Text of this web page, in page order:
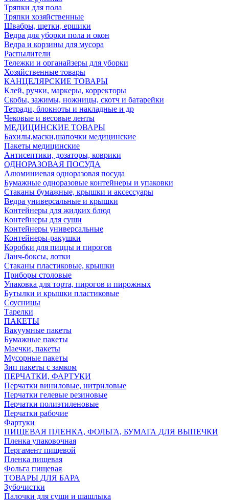
Тряпки для пола
Тряпки хозяйственные
Швабры, щетки, ершики
Ведра для уборки пола и окон
Ведра и корзины для мусора
Распылители
Тележки и органайзеры для уборки
Хозяйственные товары
КАНЦЕЛЯРСКИЕ ТОВАРЫ
Клей, ручки, маркеры, корректоры
Скобы, зажимы, ножницы, скотч и батарейки
Тетради, блокноты и накладные и др
Чековые и весовые ленты
МЕДИЦИНСКИЕ ТОВАРЫ
Бахилы,маски,шапочки медицинские
Пакеты медицинские
Антисептики, дозаторы, коврики
ОДНОРАЗОВАЯ ПОСУДА
Алюминиевая одноразовая посуда
Бумажные одноразовые контейнеры и упаковки
Стаканы бумажные, крышки и аксессуары
Ведра универсальные и крышки
Контейнеры для жидких блюд
Контейнеры для суши
Контейнеры универсальные
Контейнеры-ракушки
Коробки для пиццы и пирогов
Ланч-боксы, лотки
Стаканы пластиковые, крышки
Приборы столовые
Упаковка для торта, пирогов и пирожных
Бутылки и крышки пластиковые
Соусницы
Тарелки
ПАКЕТЫ
Вакуумные пакеты
Бумажные пакеты
Маечки, пакеты
Мусорные пакеты
Зип пакеты с замком
ПЕРЧАТКИ, ФАРТУКИ
Перчатки виниловые, нитриловые
Перчатки гелевые резиновые
Перчатки полиэтиленовые
Перчатки рабочие
Фартуки
ПИЩЕВАЯ ПЛЕНКА, ФОЛЬГА, БУМАГА ДЛЯ ВЫПЕЧКИ
Пленка упаковочная
Пергамент пищевой
Пленка пищевая
Фольга пищевая
ТОВАРЫ ДЛЯ БАРА
Зубочистки
Палочки для суши и шашлыка